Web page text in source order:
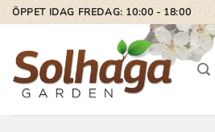
Skip
to
content
ÖPPET IDAG FREDAG: 10:00 - 18:00